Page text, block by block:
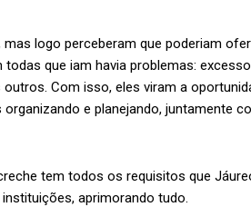
logo perceberam que poderiam
todas que iam havia problemas:
Com isso, eles viram a
e planejando, juntamente
tem todos os requisitos que
aprimorando tudo.